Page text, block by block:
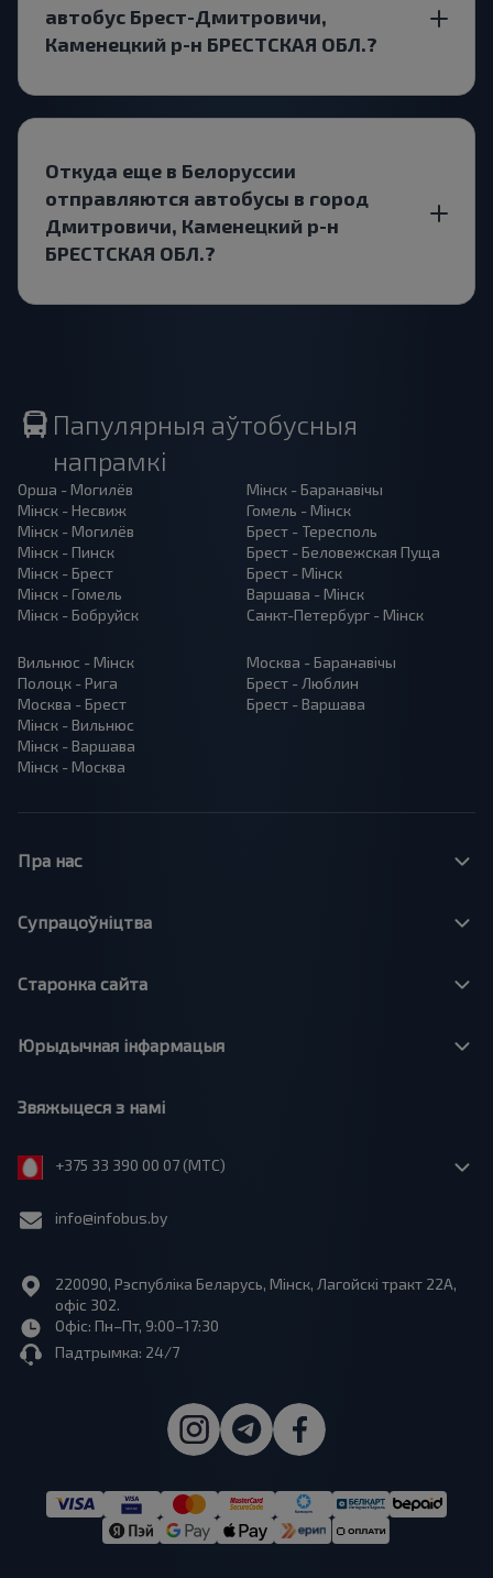
автобус Брест-Дмитровичи,
Каменецкий р-н БРЕСТСКАЯ ОБЛ.?
Откуда еще в Белоруссии
отправляются автобусы в город
Дмитровичи, Каменецкий р-н
БРЕСТСКАЯ ОБЛ.?
Папулярныя аўтобусныя
напрамкі
Орша - Могилёв
Мінск - Несвиж
Мінск - Могилёв
Мінск - Пинск
Мінск - Брест
Мінск - Гомель
Мінск - Бобруйск
Мінск - Баранавiчы
Гомель - Мінск
Брест - Тересполь
Брест - Беловежская Пуща
Брест - Мінск
Варшава - Мінск
Санкт-Петербург - Мінск
Вильнюс - Мінск
Полоцк - Рига
Москва - Брест
Мінск - Вильнюс
Мінск - Варшава
Мінск - Москва
Москва - Баранавiчы
Брест - Люблин
Брест - Варшава
Пра нас
Супрацоўніцтва
Старонка сайта
Юрыдычная інфармацыя
Звяжыцеся з намі
+375 33 390 00 07 (МТС)
info@infobus.by
220090, Рэспубліка Беларусь, Мінск, Лагойскі тракт 22A,
офіс 302.
Офіс: Пн–Пт, 9:00–17:30
Падтрымка: 24/7